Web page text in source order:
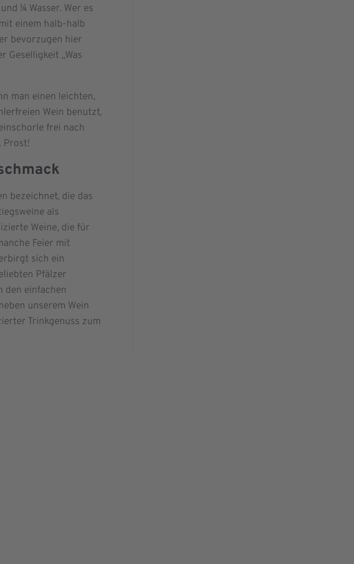
¼ Wasser. Wer es
einem halb-halb
bevorzugen hier
Geselligkeit „Was
man einen leichten,
Wein benutzt,
frei nach
Prost!
bezeichnet, die das
als
Weine, die für
Feier mit
sich ein
Pfälzer
den einfachen
unserem Wein
Trinkgenuss zum